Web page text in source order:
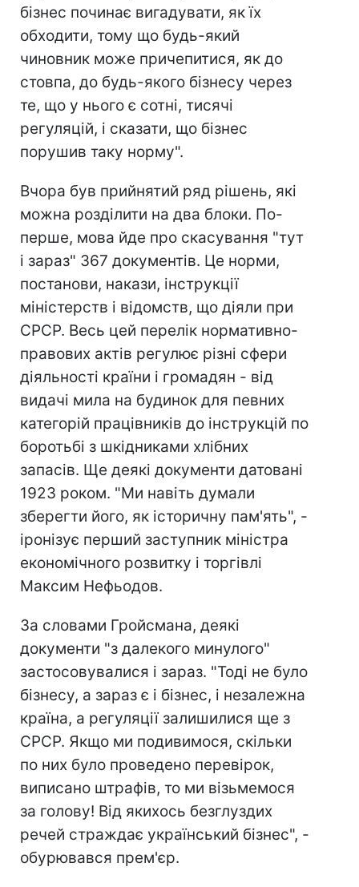
бізнес починає вигадувати, як їх
обходити, тому що будь-який
чиновник може причепитися, як до
стовпа, до будь-якого бізнесу через
те, що у нього є сотні, тисячі
регуляцій, і сказати, що бізнес
порушив таку норму".
Вчора був прийнятий ряд рішень, які
можна розділити на два блоки. По-
перше, мова йде про скасування "тут
і зараз" 367 документів. Це норми,
постанови, накази, інструкції
міністерств і відомств, що діяли при
СРСР. Весь цей перелік нормативно-
правових актів регулює різні сфери
діяльності країни і громадян - від
видачі мила на будинок для певних
категорій працівників до інструкцій по
боротьбі з шкідниками хлібних
запасів. Ще деякі документи датовані
1923 роком. "Ми навіть думали
зберегти його, як історичну пам'ять", -
іронізує перший заступник міністра
економічного розвитку і торгівлі
Максим Нефьодов.
За словами Гройсмана, деякі
документи "з далекого минулого"
застосовувалися і зараз. "Тоді не було
бізнесу, а зараз є і бізнес, і незалежна
країна, а регуляції залишилися ще з
СРСР. Якщо ми подивимося, скільки
по них було проведено перевірок,
виписано штрафів, то ми візьмемося
за голову! Від якихось безглуздих
речей страждає український бізнес", -
обурювався прем'єр.